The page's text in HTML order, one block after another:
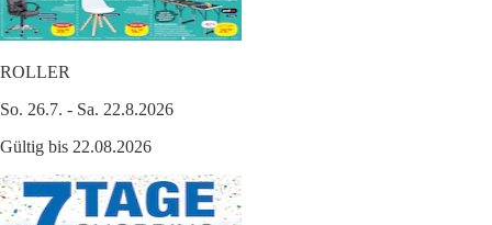
ROLLER
So. 26.7. - Sa. 22.8.2026
Gültig bis 22.08.2026